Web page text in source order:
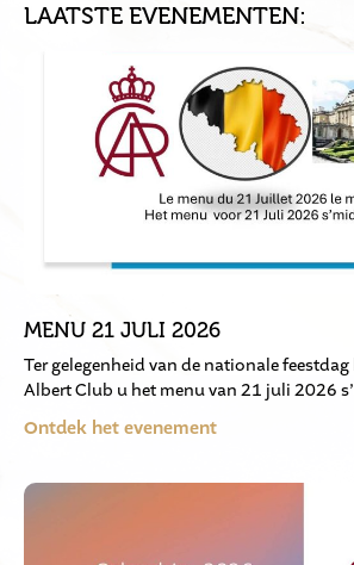
LAATSTE EVENEMENTEN:
MENU 21 JULI 2026
Ter gelegenheid van de nationale
Albert Club u het menu van 21 juli 2026
Ontdek het evenement